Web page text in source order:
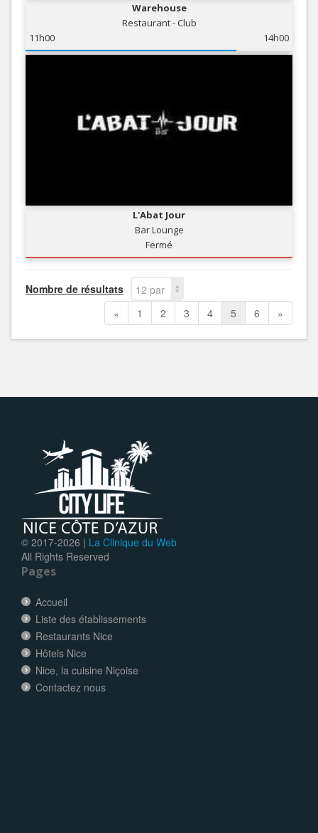
Warehouse
Restaurant - Club
11h00
14h00
L'Abat Jour
Bar Lounge
Fermé
Nombre de résultats
12 par
page
« 1 2 3 4 5 6 »
© 2017-2026 | La Clinique du Web
All Rights Reserved
Pages
Accueil
Liste des établissements
Restaurants Nice
Hôtels Nice
Nice, la cuisine Niçoise
Contactez nous